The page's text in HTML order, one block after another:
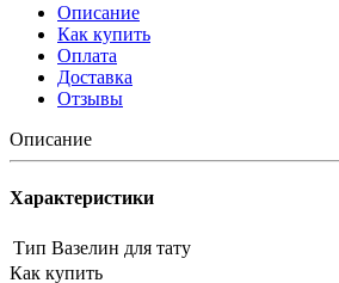
Описание
Как купить
Оплата
Доставка
Отзывы
Описание
Характеристики
Тип Вазелин для тату
Как купить